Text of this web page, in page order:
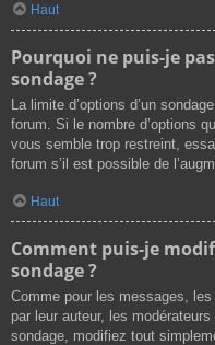
Haut
Pourquoi ne puis-je
sondage ?
La limite d’options d’un
forum. Si le nombre d’options
vous semble trop restreint,
forum s’il est possible de
Haut
Comment puis-je
sondage ?
Comme pour les messages,
par leur auteur, les
sondage, modifiez tout